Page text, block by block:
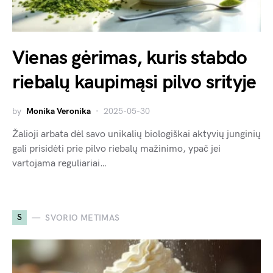
Vienas gėrimas, kuris stabdo
riebalų kaupimąsi pilvo srityje
by Monika Veronika 2025-05-30
Žalioji arbata dėl savo unikalių biologiškai aktyvių junginių
gali prisidėti prie pilvo riebalų mažinimo, ypač jei
vartojama reguliariai…
S SVORIO METIMAS